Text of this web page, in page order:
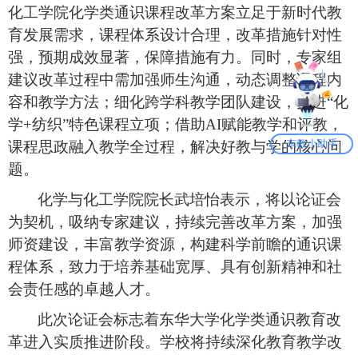
化工学院化学类通识课程改革方案立足于新时代教
育发展需求，课程体系设计合理，改革措施针对性
强，预期成效显著，保障措施有力。同时，专家组
建议改革过程中需加强师生沟通，动态调整课程内
容和教学方法 ；细化跨学科教学团队建设，推进“化
学+纺织”特色课程立项；借助AI赋能教学和评教，
课程思政融入教学全过程 ， 解决好教与学的核心问
题。
化学与化工学院院长武培怡表示，将以论证会
为契机，吸纳专家建议， 持续完善改革方案，加强
师资建设，丰富教学资源，构建科学前瞻的通识课
程体系， 致力于培养基础宽厚、具有创新精神和社
会责任感的卓越人才。
此次论证会标志着东华大学化学类通识教育改
革进入实质推进阶段。学校将持续深化教育教学改
东教小助手